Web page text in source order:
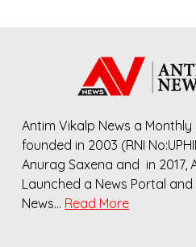
Antim Vikalp News a Monthly
founded in 2003 (RNI
Anurag Saxena and in 2017,
Launched a News Portal
News… Read More